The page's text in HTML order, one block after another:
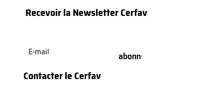
Recevoir la Newsletter Cerfav
mail(Nécessaire)
Contacter le Cerfav